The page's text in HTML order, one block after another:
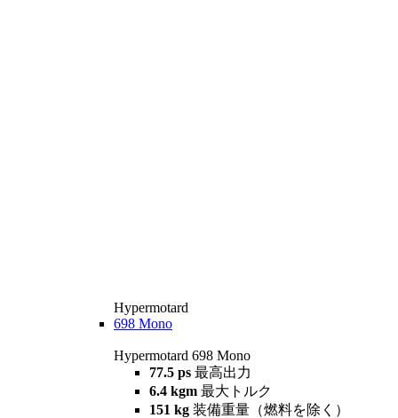
Hypermotard
698 Mono
Hypermotard 698 Mono
77.5 ps 最高出力
6.4 kgm 最大トルク
151 kg 装備重量（燃料を除く）